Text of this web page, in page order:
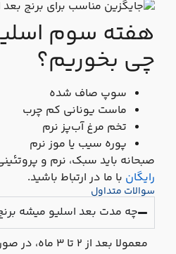
هفته سوم
چی بخوریم؟
سوپ صاف‌ شده
ماست یونانی کم‌ چرب
تخم‌ مرغ آب‌پز نرم
پوره سیب یا موز نرم
صبحانه باید سبک، نرم و
رایگانبا ما در ارتباط باشید.
سوالات متداول
چه مدت بعد اسلیو میشه
معمولا بعد از ۲ تا ۳ ماه، در صورت تحمل معده.